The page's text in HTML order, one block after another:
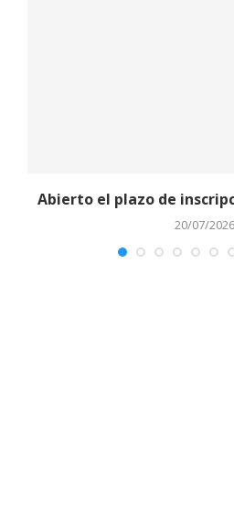
Abierto el plazo de
20/07/2026